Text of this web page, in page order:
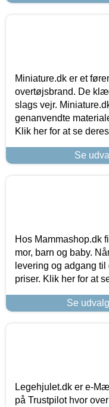
Miniature.dk er et
overtøjsbrand. De
slags vejr.
genanvendte
Klik her for at se
Se
Hos Mammashop.dk
mor, barn og baby.
levering og adgang
priser. Klik her for at
Se
Legehjulet.dk er e-
på Trustpilot hvor